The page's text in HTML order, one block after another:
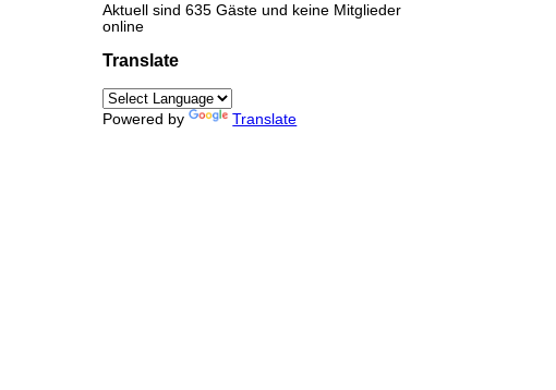
Aktuell sind 635 Gäste und keine Mitglieder
online
Translate
Powered by Translate